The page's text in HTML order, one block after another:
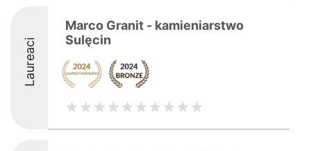
Laureaci
Marco Granit - kamieniarstwo
Sulęcin